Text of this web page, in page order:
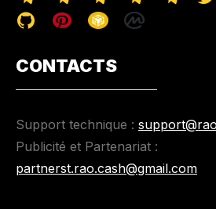
CONTACTS
Support technique :
Publicité et Partenariat :
partnerst.rao.cash@gmail.com